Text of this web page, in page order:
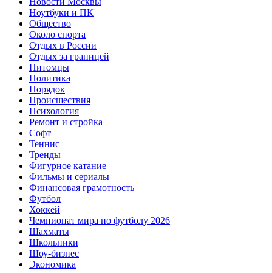
Ноутбуки и ПК
Общество
Около спорта
Отдых в России
Отдых за границей
Питомцы
Политика
Порядок
Происшествия
Психология
Ремонт и стройка
Софт
Теннис
Тренды
Фигурное катание
Фильмы и сериалы
Финансовая грамотность
Футбол
Хоккей
Чемпионат мира по футболу 2026
Шахматы
Школьники
Шоу-бизнес
Экономика